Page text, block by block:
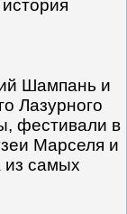
Шампань и
Лазурного
фестивали в
Марселя и
из самых